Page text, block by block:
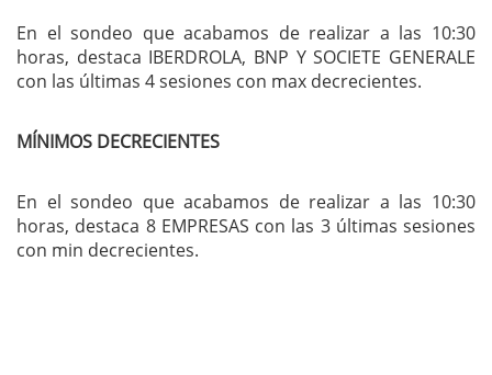
En el sondeo que acabamos de realizar a las 10:30
horas, destaca IBERDROLA, BNP Y SOCIETE GENERALE
con las últimas 4 sesiones con max decrecientes.
MÍNIMOS DECRECIENTES
En el sondeo que acabamos de realizar a las 10:30
horas, destaca 8 EMPRESAS con las 3 últimas sesiones
con min decrecientes.